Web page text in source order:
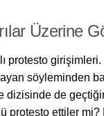
Üzerine
protesto
söyleminden
dizisinde de
protesto ettiler